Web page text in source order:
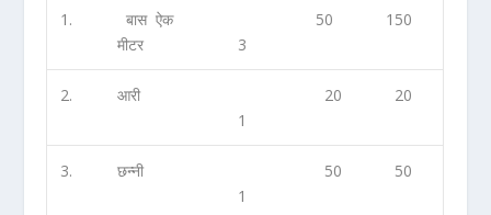
1.
बास ऐक
मीटर
3
50 150
2.
आरी
1
20 20
3.
छन्नी
1
50 50